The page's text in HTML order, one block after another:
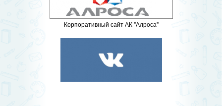
Корпоративный сайт АК "Алроса"